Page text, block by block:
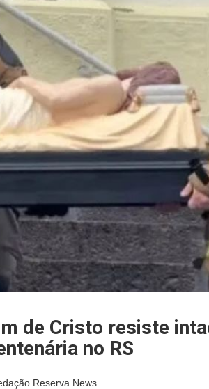
de Cristo resiste
no RS
Reserva News